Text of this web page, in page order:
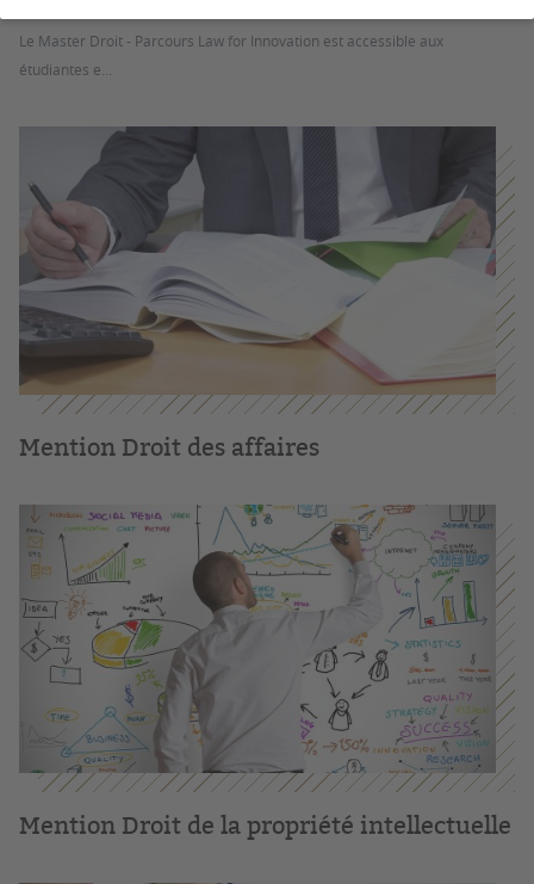
Le Master Droit - Parcours Law for Innovation est accessible aux
étudiantes e...
Mention Droit des affaires
Mention Droit de la propriété intellectuelle